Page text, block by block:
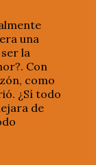
una
la
Con
como
¿Sí todo
de